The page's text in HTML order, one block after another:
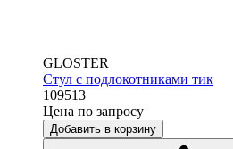
GLOSTER
Стул с подлокотниками тик
109513
Цена по запросу
Добавить в корзину